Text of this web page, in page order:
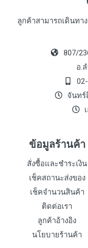
ลูกค้าสามารถเดินทา
807/
อ.ลำ
จันทร์
ข้อมูลร้านค้า
สั่งซื้อและชำระเงิน
เช็คสถานะส่งของ
เช็คจำนวนสินค้า
ติดต่อเรา
ลูกค้าอ้างอิง
นโยบายร้านค้า